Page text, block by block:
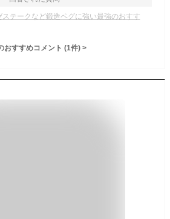
テークなど鍛造ペグに強い最強のおすす
おすすめコメント (1件) >